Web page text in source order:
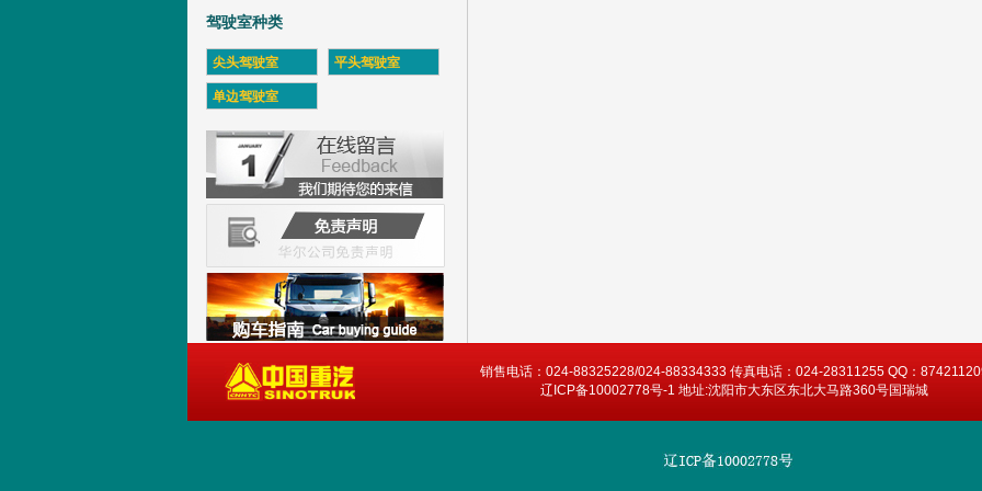
驾驶室种类
尖头驾驶室 平头驾驶室
单边驾驶室
销售电话：024-88325228/024-88334333 传真电话：024-28311255 QQ：
辽ICP备10002778号-1 地址:沈阳市大东区东北大马路360号国瑞城